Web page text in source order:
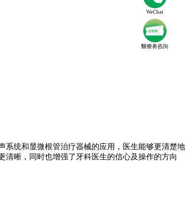
WeChat
醫療劵咨詢
系统和显微根管治疗器械的应用，医生能够更清楚地
晰，同时也增强了牙科医生的信心及操作的方向